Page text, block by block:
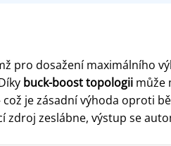
pro dosažení maximálního
buck-boost topologiimůže
je zásadní výhoda oproti
zdroj zeslábne, výstup se